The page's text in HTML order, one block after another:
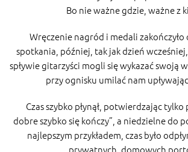
Bo nie ważne gdzie, ważne z
Wręczenie nagród i medali zakończyło
spotkania, później, tak jak dzień
spływie gitarzyści mogli się wykazać swoją
przy ognisku umilać nam
Czas szybko płynął, potwierdzając tylko
dobre szybko się kończy”, a niedzielne do
najlepszym przykładem, czas było
prywatnych, domowych